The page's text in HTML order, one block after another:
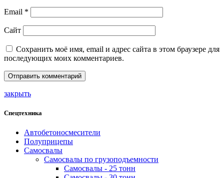
Email *
Сайт
Сохранить моё имя, email и адрес сайта в этом браузере для
последующих моих комментариев.
закрыть
Спецтехника
Автобетоносмесители
Полуприцепы
Самосвалы
Самосвалы по грузоподъемности
Самосвалы - 25 тонн